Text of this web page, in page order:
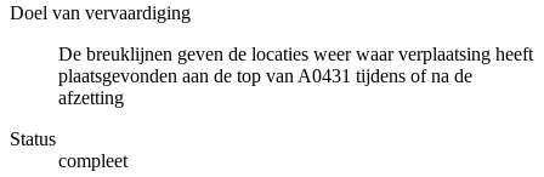
Doel van vervaardiging
De breuklijnen geven de locaties weer waar verplaatsing heeft
plaatsgevonden aan de top van A0431 tijdens of na de
afzetting
Status
compleet